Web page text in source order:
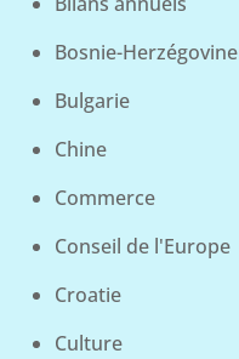
Bosnie-Herzégovine
Bulgarie
Chine
Commerce
Conseil de l'Europe
Croatie
Culture